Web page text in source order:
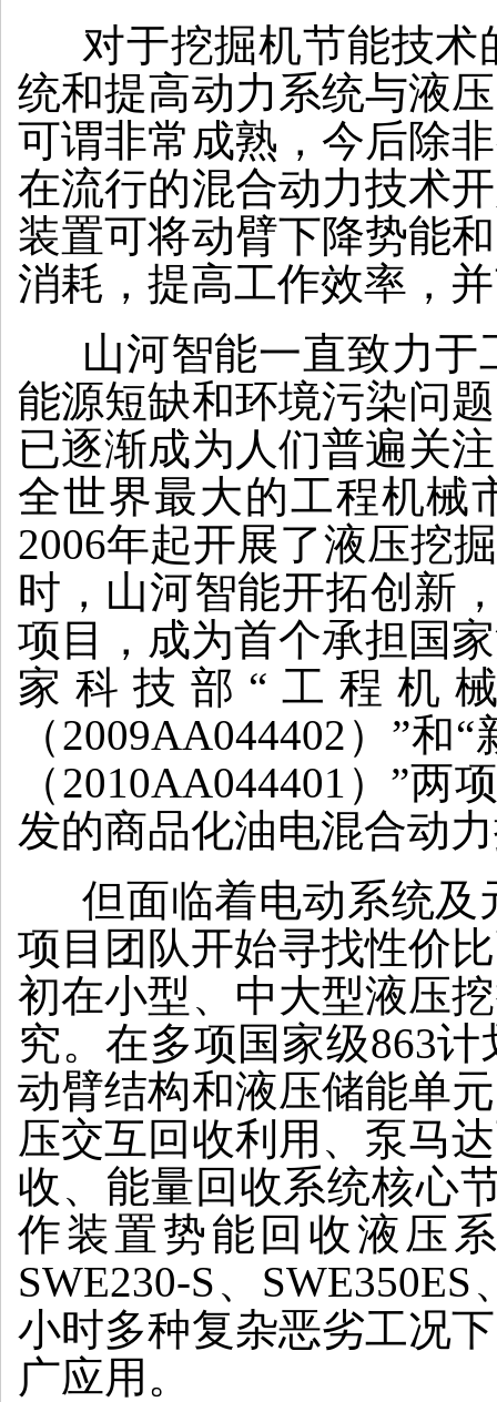
对于挖掘机节能技术
统和提高动力系统与液
可谓非常成熟，今后除
在流行的混合动力技术
装置可将动臂下降势能
消耗，提高工作效率，
山河智能一直致力于
能源短缺和环境污染问
已逐渐成为人们普遍关
全世界最大的工程机械
2006年起开展了液压挖
时，山河智能开拓创新
项目，成为首个承担国
家科技部“工程机
（2009AA044402）”
（2010AA044401）”
发的商品化油电混合动
但面临着电动系统及
项目团队开始寻找性价
初在小型、中大型液压
究。在多项国家级863
动臂结构和液压储能单
压交互回收利用、泵马
收、能量回收系统核心
作装置势能回收液压
SWE230-S、
小时多种复杂恶劣工况
广应用。